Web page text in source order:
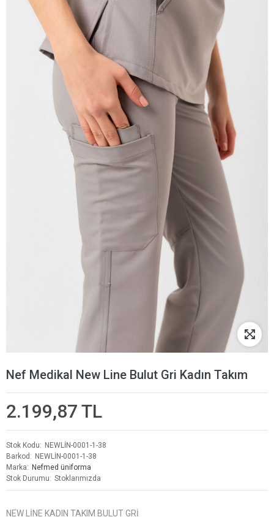
Nef Medikal New Line Bulut Gri Kadın Takım
2.199,87 TL
Stok Kodu
NEWLİN-0001-1-38
Barkod
NEWLİN-0001-1-38
Marka
Nefmed üniforma
Stok Durumu
Stoklarımızda
NEW LİNE KADIN TAKIM BULUT GRİ